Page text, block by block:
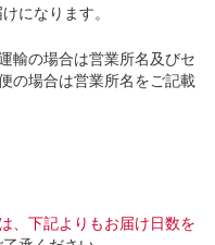
になります。
輸の場合は営業所名及びセ
の場合は営業所名をご記載
、下記よりもお届け日数を